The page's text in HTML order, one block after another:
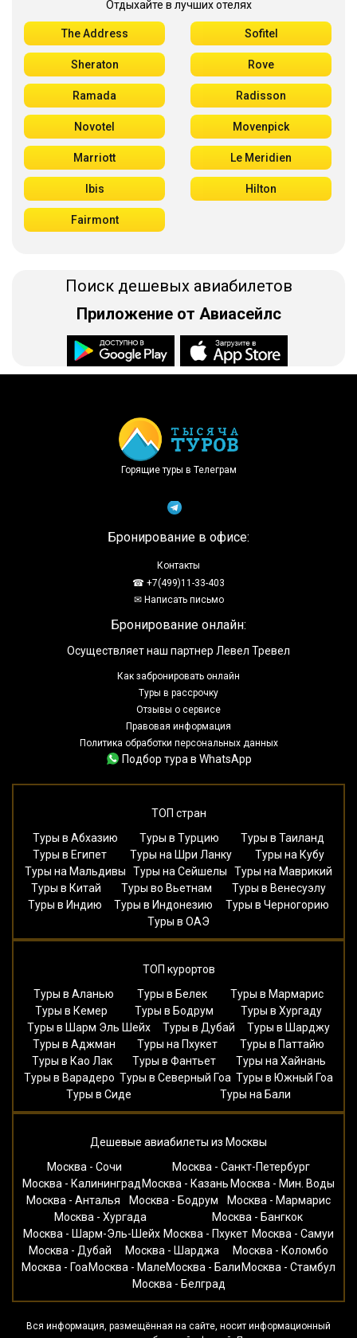
Отдыхайте в лучших отелях
The Address Sofitel
Sheraton Rove
Ramada Radisson
Novotel Movenpick
Marriott Le Meridien
Ibis Hilton
Fairmont
Поиск дешевых авиабилетов
Приложение от Авиасейлс
Горящие туры в Телеграм
Бронирование в офисе:
Контакты
☎ +7(499)11-33-403
✉ Написать письмо
Бронирование онлайн:
Осуществляет наш партнер Левел Тревел
Как забронировать онлайн
Туры в рассрочку
Отзывы о сервисе
Правовая информация
Политика обработки персональных данных
Подбор тура в WhatsApp
ТОП стран
Туры в Абхазию
Туры в Турцию
Туры в Таиланд
Туры в Египет
Туры на Шри Ланку
Туры на Кубу
Туры на Мальдивы
Туры на Сейшелы
Туры на Маврикий
Туры в Китай
Туры во Вьетнам
Туры в Венесуэлу
Туры в Индию
Туры в Индонезию
Туры в Черногорию
Туры в ОАЭ
ТОП курортов
Туры в Аланью
Туры в Белек
Туры в Мармарис
Туры в Кемер
Туры в Бодрум
Туры в Хургаду
Туры в Шарм Эль Шейх
Туры в Дубай
Туры в Шарджу
Туры в Аджман
Туры на Пхукет
Туры в Паттайю
Туры в Као Лак
Туры в Фантьет
Туры на Хайнань
Туры в Варадеро Туры в Северный Гоа Туры в Южный Гоа
Туры в Сиде
Туры на Бали
Дешевые авиабилеты из Москвы
Москва - Сочи
Москва - Санкт-Петербург
Москва - КалининградМосква - КазаньМосква - Мин. Воды
Москва - Анталья
Москва - Бодрум
Москва - Мармарис
Москва - Хургада
Москва - Бангкок
Москва - Шарм-Эль-Шейх Москва - Пхукет Москва - Самуи
Москва - Дубай
Москва - Шарджа
Москва - Коломбо
Москва - ГоаМосква - МалеМосква - БалиМосква - Стамбул
Москва - Белград
Вся информация, размещённая на сайте, носит информационный